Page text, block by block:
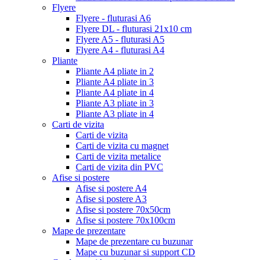
Flyere
Flyere - fluturasi A6
Flyere DL - fluturasi 21x10 cm
Flyere A5 - fluturasi A5
Flyere A4 - fluturasi A4
Pliante
Pliante A4 pliate in 2
Pliante A4 pliate in 3
Pliante A4 pliate in 4
Pliante A3 pliate in 3
Pliante A3 pliate in 4
Carti de vizita
Carti de vizita
Carti de vizita cu magnet
Carti de vizita metalice
Carti de vizita din PVC
Afise si postere
Afise si postere A4
Afise si postere A3
Afise si postere 70x50cm
Afise si postere 70x100cm
Mape de prezentare
Mape de prezentare cu buzunar
Mape cu buzunar si support CD